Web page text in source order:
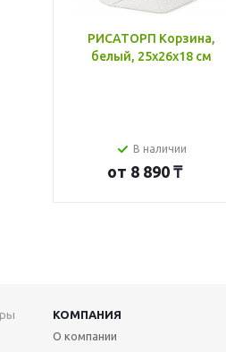
РИСАТОРП Корзина,
белый, 25x26x18 см
В наличии
от 8 890 ₸
КОМПАНИЯ
О компании